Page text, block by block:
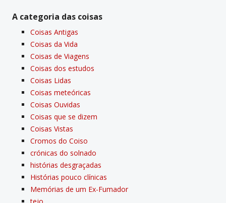
A categoria das coisas
Coisas Antigas
Coisas da Vida
Coisas de Viagens
Coisas dos estudos
Coisas Lidas
Coisas meteóricas
Coisas Ouvidas
Coisas que se dizem
Coisas Vistas
Cromos do Coiso
crónicas do solnado
histórias desgraçadas
Histórias pouco clí­nicas
Memórias de um Ex-Fumador